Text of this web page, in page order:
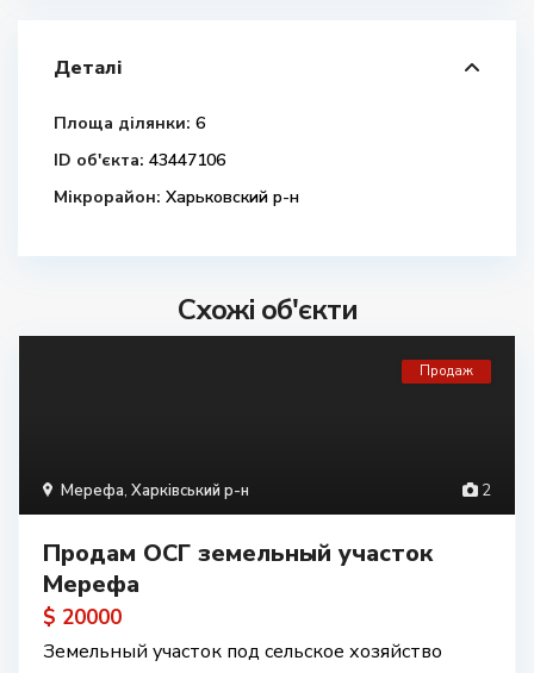
Деталі
Площа ділянки: 6
ID об'єкта: 43447106
Мікрорайон: Харьковский р-н
Схожі об'єкти
2
Мерефа, Харківський р-н
Продаж
Продам ОСГ земельный участок
Мерефа
$ 20000
Земельный участок под сельское хозяйство